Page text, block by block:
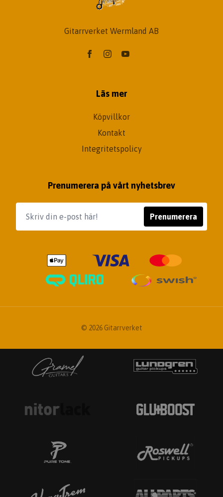
Gitarrverket Wermland AB
Läs mer
Köpvillkor
Kontakt
Integritetspolicy
Prenumerera på vårt nyhetsbrev
Prenumerera
© 2026 Gitarrverket